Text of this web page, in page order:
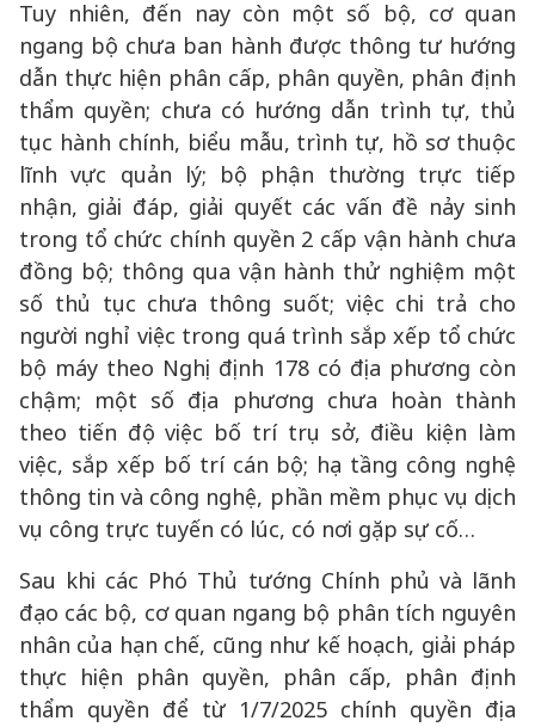
Tuy nhiên, đến nay còn một số bộ, cơ quan
ngang bộ chưa ban hành được thông tư hướng
dẫn thực hiện phân cấp, phân quyền, phân định
thẩm quyền; chưa có hướng dẫn trình tự, thủ
tục hành chính, biểu mẫu, trình tự, hồ sơ thuộc
lĩnh vực quản lý; bộ phận thường trực tiếp
nhận, giải đáp, giải quyết các vấn đề nảy sinh
trong tổ chức chính quyền 2 cấp vận hành chưa
đồng bộ; thông qua vận hành thử nghiệm một
số thủ tục chưa thông suốt; việc chi trả cho
người nghỉ việc trong quá trình sắp xếp tổ chức
bộ máy theo Nghị định 178 có địa phương còn
chậm; một số địa phương chưa hoàn thành
theo tiến độ việc bố trí trụ sở, điều kiện làm
việc, sắp xếp bố trí cán bộ; hạ tầng công nghệ
thông tin và công nghệ, phần mềm phục vụ dịch
vụ công trực tuyến có lúc, có nơi gặp sự cố…
Sau khi các Phó Thủ tướng Chính phủ và lãnh
đạo các bộ, cơ quan ngang bộ phân tích nguyên
nhân của hạn chế, cũng như kế hoạch, giải pháp
thực hiện phân quyền, phân cấp, phân định
thẩm quyền để từ 1/7/2025 chính quyền địa